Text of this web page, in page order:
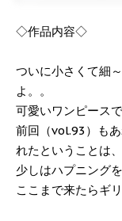
◇作品内容◇
ついに小さくて細
よ。。
可愛いワンピース
前回（vol.93）も
れたということは、
少しはハプニング
ここまで来たらギ